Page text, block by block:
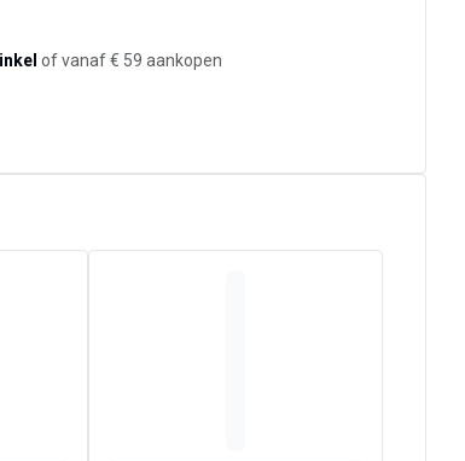
en een normale psychologische
passiebloem en saffraan vervolledigen de
van het zenuwstelsel en de
of vanaf € 59 aankopen